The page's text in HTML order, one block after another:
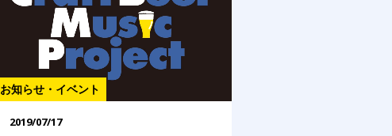
お知らせ・イベント
2019/07/17